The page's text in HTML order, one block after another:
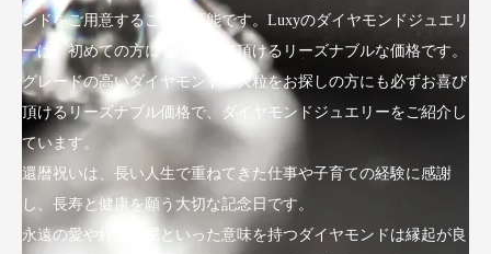
ンドをご用意することが可能です。Luxyのダイヤモンドジュエリ
ーは、初めての方にも手にして頂けるリーズナブルな価格です。
グレードの高いダイヤモンドや大粒をお探しの方にも必ずお喜び
頂けるリーズナブル価格で、ダイヤモンドジュエリーをご紹介し
ています。
還暦祝いは、長い人生で重ねてきた仕事や子育ての経験に感謝
し、長寿と健康を願う大切な記念日です。
永遠の愛や絆、不屈といった意味を持つダイヤモンドは縁起が良